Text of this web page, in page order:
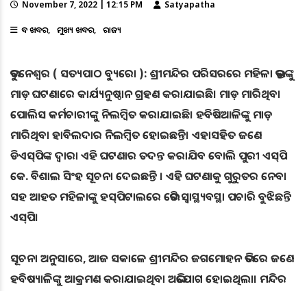
November 7, 2022 | 12:15 PM Satyapatha
ବଡ ଖବର ମୁଖ୍ୟ ଖବର ରାଜ୍ୟ
ଭୁବନେଶ୍ୱର ( ସତ୍ୟପାଠ ବ୍ୟୁରୋ ): ଶ୍ରୀମନ୍ଦିର ପରିସରରେ ମହିଳା ଭକ୍ତଙ୍କୁ
ମାଡ଼ ଘଟଣାରେ କାର୍ଯ୍ୟନୁଷ୍ଠାନ ଗ୍ରହଣ କରାଯାଇଛି। ମାଡ଼ ମାରିଥିବା
ପୋଲିସ କର୍ମଚାରୀଙ୍କୁ ନିଲମ୍ବିତ କରାଯାଇଛି। ହବିଷିଆଳିଙ୍କୁ ମାଡ଼
ମାରିଥିବା ହାବିଲଦାର ନିଲମ୍ବିତ ହୋଇଛନ୍ତି। ଏହାସହିତ ଜଣେ
ଡିଏସ୍‌ପିଙ୍କ ଦ୍ୱାରା ଏହି ଘଟଣାର ତଦନ୍ତ କରାଯିବ ବୋଲି ପୁରୀ ଏସ୍‌ପି
କେ. ବିଶାଲ ସିଂହ ସୂଚନା ଦେଇଛନ୍ତି । ଏହି ଘଟଣାକୁ ଗୁରୁତର ନେବା
ସହ ଆହତ ମହିଳାଙ୍କୁ ହସ୍‌ପିଟାଲରେ ଭେଟି ସ୍ୱାସ୍ଥ୍ୟବସ୍ଥା ପଚାରି ବୁଝିଛନ୍ତି
ଏସ୍‌ପି।
ସୂଚନା ଅନୁସାରେ, ଆଜ ସକାଳେ ଶ୍ରୀମନ୍ଦିର ଜଗମୋହନ ଭିତରେ ଜଣେ
ହବିଷ୍ୟାଳିଙ୍କୁ ଆକ୍ରମଣ କରାଯାଇଥିବା ଅଭିଯୋଗ ହୋଇଥିଲା। ମନ୍ଦିର